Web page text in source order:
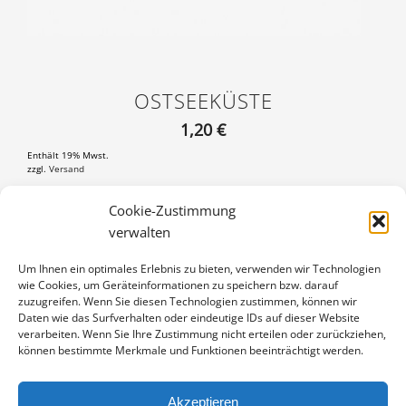
Cookie-Zustimmung
verwalten
Um Ihnen ein optimales Erlebnis zu bieten, verwenden wir Technologien
wie Cookies, um Geräteinformationen zu speichern bzw. darauf
zuzugreifen. Wenn Sie diesen Technologien zustimmen, können wir
Daten wie das Surfverhalten oder eindeutige IDs auf dieser Website
verarbeiten. Wenn Sie Ihre Zustimmung nicht erteilen oder zurückziehen,
können bestimmte Merkmale und Funktionen beeinträchtigt werden.
Akzeptieren
OSTSEEKÜSTE
1,20 €
Enthält 19% Mwst.
zzgl. Versand
IN DEN WARENKORB
Artikelnummer:PK-15070152
Kategorie: Weitere Motive